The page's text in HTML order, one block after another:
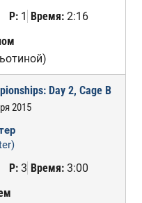
Р:1 Время:2:16
Day 2, Cage B
2015
Р:3 Время:3:00